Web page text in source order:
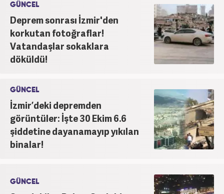
GÜNCEL
Deprem sonrası İzmir'den
korkutan fotoğraflar!
Vatandaşlar sokaklara
döküldü!
GÜNCEL
İzmir’deki depremden
görüntüler: İşte 30 Ekim 6.6
şiddetine dayanamayıp yıkılan
binalar!
GÜNCEL